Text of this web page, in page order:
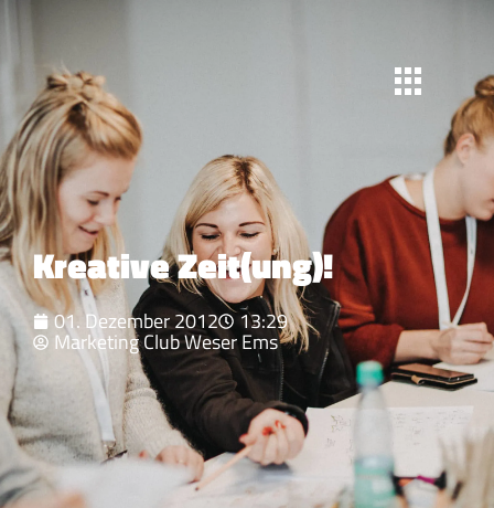
Kreative Zeit(ung)!
01. Dezember 2012 13:29
Marketing Club Weser Ems